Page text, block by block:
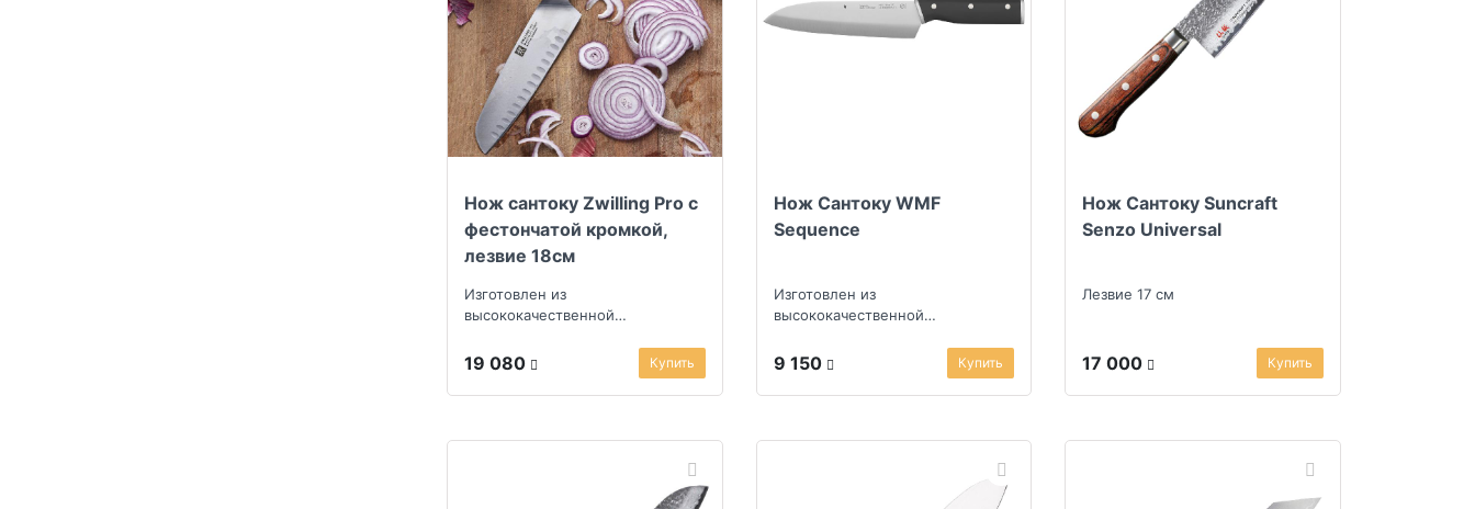
Нож сантоку Zwilling Pro с
фестончатой кромкой,
лезвие 18см
Изготовлен из
высококачественной
19 080 Купить
Нож Сантоку WMF
Sequence
Изготовлен из
высококачественной
9 150 Купить
Нож Сантоку Suncraft
Senzo Universal
Лезвие 17 см
17 000 Купить